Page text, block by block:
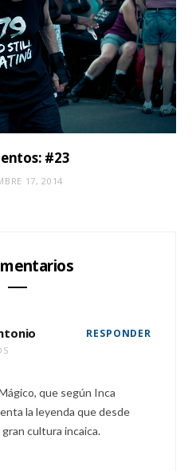
#23
17, 2014
RESPONDER
que según Inca
la leyenda que desde
cultura incaica.